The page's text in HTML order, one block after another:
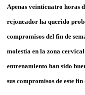
Apenas veinticuatro horas
rejoneador ha querido
compromisos del fin de
molestia en la zona cervical
entrenamiento han sido
sus compromisos de este